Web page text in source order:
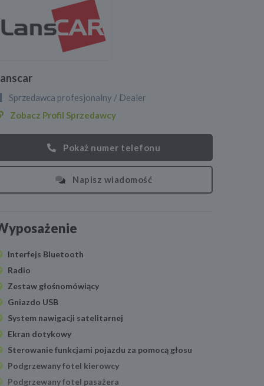
Sprzedawca profesjonalny / Dealer
Zobacz Profil Sprzedawcy
Pokaż numer telefonu
Napisz wiadomość
Interfejs Bluetooth
Radio
Zestaw głośnomówiący
Gniazdo USB
System nawigacji satelitarnej
Ekran dotykowy
Sterowanie funkcjami pojazdu za pomocą głosu
Podgrzewany fotel kierowcy
Podgrzewany fotel pasażera